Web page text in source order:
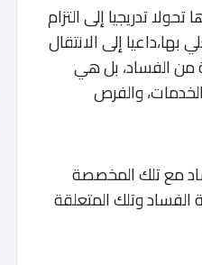
تدريجيا إلى التزام
إلى الانتقال
من الفساد، بل هي
والفرص
مع تلك المخصصة
الفساد وتلك المتعلقة